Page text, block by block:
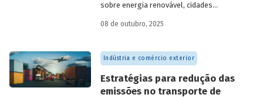
sobre energia renovável, cidades
urbanos (RSU) e exportação.
08 de outubro, 2025
Indústria e comércio exterior
Estratégias para redução das
emissões no transporte de